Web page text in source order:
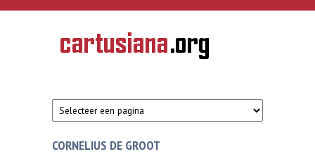
Overslaan en naar de inhoud gaan
CARTUSIANA
Geschiedenis
van de
CORNELIUS DE GROOT